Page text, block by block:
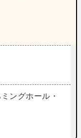
ングホール・